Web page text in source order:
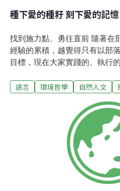
種下愛的種籽 刻下愛的記
找到施力點、勇往直前 隨著在部落工作年數的拉長，工作
經驗的累積，越覺得只有以部
目標，現在大家實踐的、執行
區朝向觀光發展、以促進社區
區並沒有賺很多錢！平和部落
顧。即老人照顧、課後照顧以
為照顧、工作有了施力點、工
我們也看見希 望。在這三大照
會支持的部落托育班的幼兒照
夢想，我們在生活裡經驗了這
民族委員會開設部落托育班，
語言 環境哲學 自然人文